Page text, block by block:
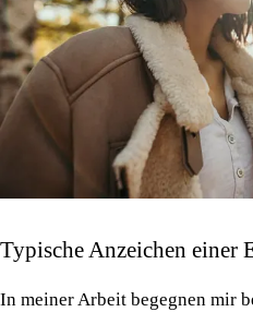
Typische Anzeichen einer
In meiner Arbeit begegnen mir